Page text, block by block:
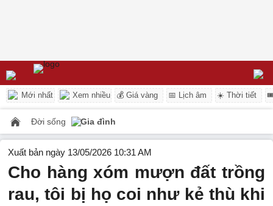
Mới nhất Xem nhiều 💰 Giá vàng 📅 Lịch âm ☀️ Thời tiết
Đời sống Gia đình
Xuất bản ngày 13/05/2026 10:31 AM
Cho hàng xóm mượn đất trồng
rau, tôi bị họ coi như kẻ thù khi